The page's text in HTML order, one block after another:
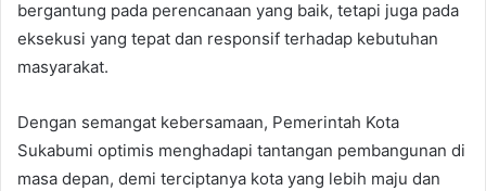
bergantung pada perencanaan yang baik, tetapi juga pada
eksekusi yang tepat dan responsif terhadap kebutuhan
masyarakat.
Dengan semangat kebersamaan, Pemerintah Kota
Sukabumi optimis menghadapi tantangan pembangunan di
masa depan, demi terciptanya kota yang lebih maju dan